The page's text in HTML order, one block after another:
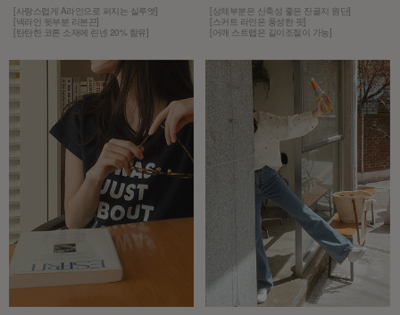
[사랑스럽게 A라인으로 퍼지는 실루엣]
[넥라인 뒷부분 리본끈]
[탄탄한 코튼 소재에 린넨 20% 함유]
[상체부분은 신축성 좋은 잔골지 원단]
[스커트 라인은 풍성한 핏]
[어깨 스트랩은 길이조절이 가능]